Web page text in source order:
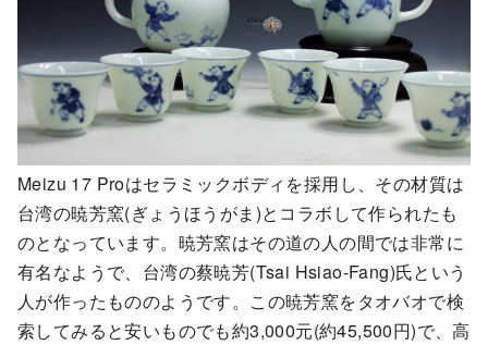
Meizu 17 Proはセラミックボディを採用し、その材質は
台湾の暁芳窯(ぎょうほうがま)とコラボして作られたも
のとなっています。暁芳窯はその道の人の間では非常に
有名なようで、台湾の蔡暁芳(Tsai Hsiao-Fang)氏という
人が作ったもののようです。この暁芳窯をタオバオで検
索してみると安いものでも約3,000元(約45,500円)で、高